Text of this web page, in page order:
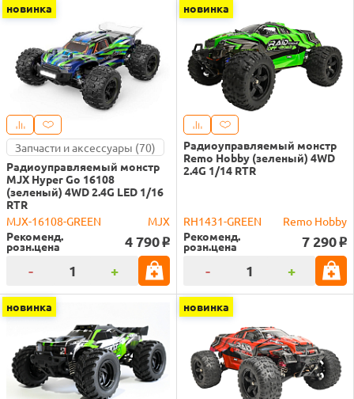
новинка
Запчасти и аксессуары (70)
Радиоуправляемый монстр
MJX Hyper Go 16108
(зеленый) 4WD 2.4G LED 1/16
RTR
MJX-16108-GREEN
MJX
Рекоменд.
розн.цена 4 790 o
- +
новинка
Радиоуправляемый монстр
Remo Hobby (зеленый) 4WD
2.4G 1/14 RTR
RH1431-GREEN
Remo Hobby
Рекоменд.
розн.цена 7 290 o
- +
новинка новинка